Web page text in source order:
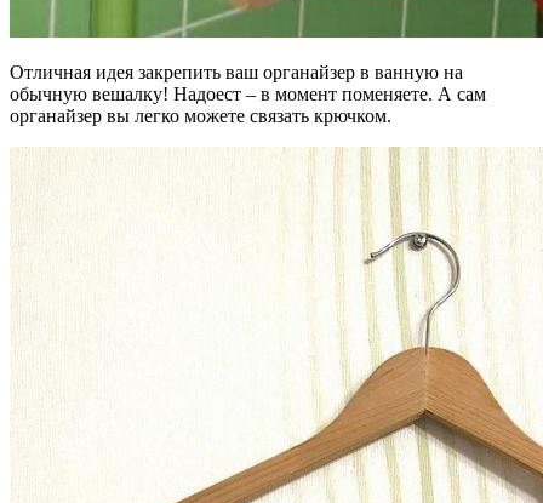
Отличная идея закрепить ваш органайзер в ванную на
обычную вешалку! Надоест – в момент поменяете. А сам
органайзер вы легко можете связать крючком.